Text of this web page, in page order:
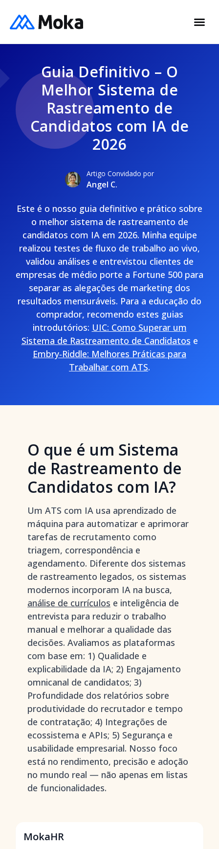
Guia Definitivo – O
Melhor Sistema de
Rastreamento de
Candidatos com IA de
2026
Artigo Convidado por
Angel C.
Este é o nosso guia definitivo e prático sobre
o melhor sistema de rastreamento de
candidatos com IA em 2026. Minha equipe
realizou testes de fluxo de trabalho ao vivo,
validou análises e entrevistou clientes de
empresas de médio porte a Fortune 500 para
separar as alegações de marketing dos
resultados mensuráveis. Para a educação do
comprador, recomendo estes guias
introdutórios: UIC: Como Superar um
Sistema de Rastreamento de Candidatos e
Embry‑Riddle: Melhores Práticas para
Trabalhar com ATS.
O que é um Sistema
de Rastreamento de
Candidatos com IA?
Um ATS com IA usa aprendizado de
máquina para automatizar e aprimorar
tarefas de recrutamento como
triagem, correspondência e
agendamento. Diferente dos sistemas
de rastreamento legados, os sistemas
modernos incorporam IA na busca,
análise de currículos e inteligência de
entrevista para reduzir o trabalho
manual e melhorar a qualidade das
decisões. Avaliamos as plataformas
com base em: 1) Qualidade e
explicabilidade da IA; 2) Engajamento
omnicanal de candidatos; 3)
Profundidade dos relatórios sobre
produtividade do recrutador e tempo
de contratação; 4) Integrações de
ecossistema e APIs; 5) Segurança e
usabilidade empresarial. Nosso foco
está no rendimento, precisão e adoção
no mundo real — não apenas em listas
de funcionalidades.
MokaHR